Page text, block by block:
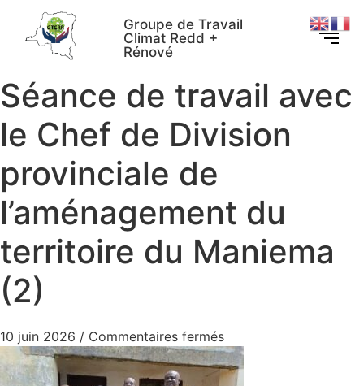
Groupe de Travail
Climat Redd +
Rénové
Séance de travail avec
le Chef de Division
provinciale de
l’aménagement du
territoire du Maniema
(2)
10 juin 2026 / Commentaires fermés